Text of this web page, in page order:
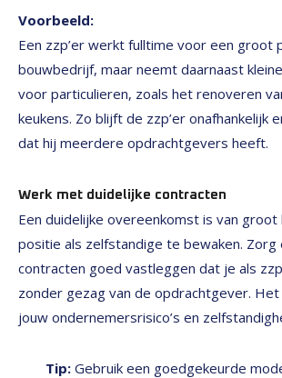
Voorbeeld:
Een zzp’er werkt fulltime voor een groot
bouwbedrijf, maar neemt daarnaast
voor particulieren, zoals het renoveren
keukens. Zo blijft de zzp’er onafhankelijk
dat hij meerdere opdrachtgevers heeft.
Werk met duidelijke contracten
Een duidelijke overeenkomst is van groot
positie als zelfstandige te bewaken.
contracten goed vastleggen dat je als
zonder gezag van de opdrachtgever.
jouw ondernemersrisico’s en
Tip: Gebruik een goedgekeurde